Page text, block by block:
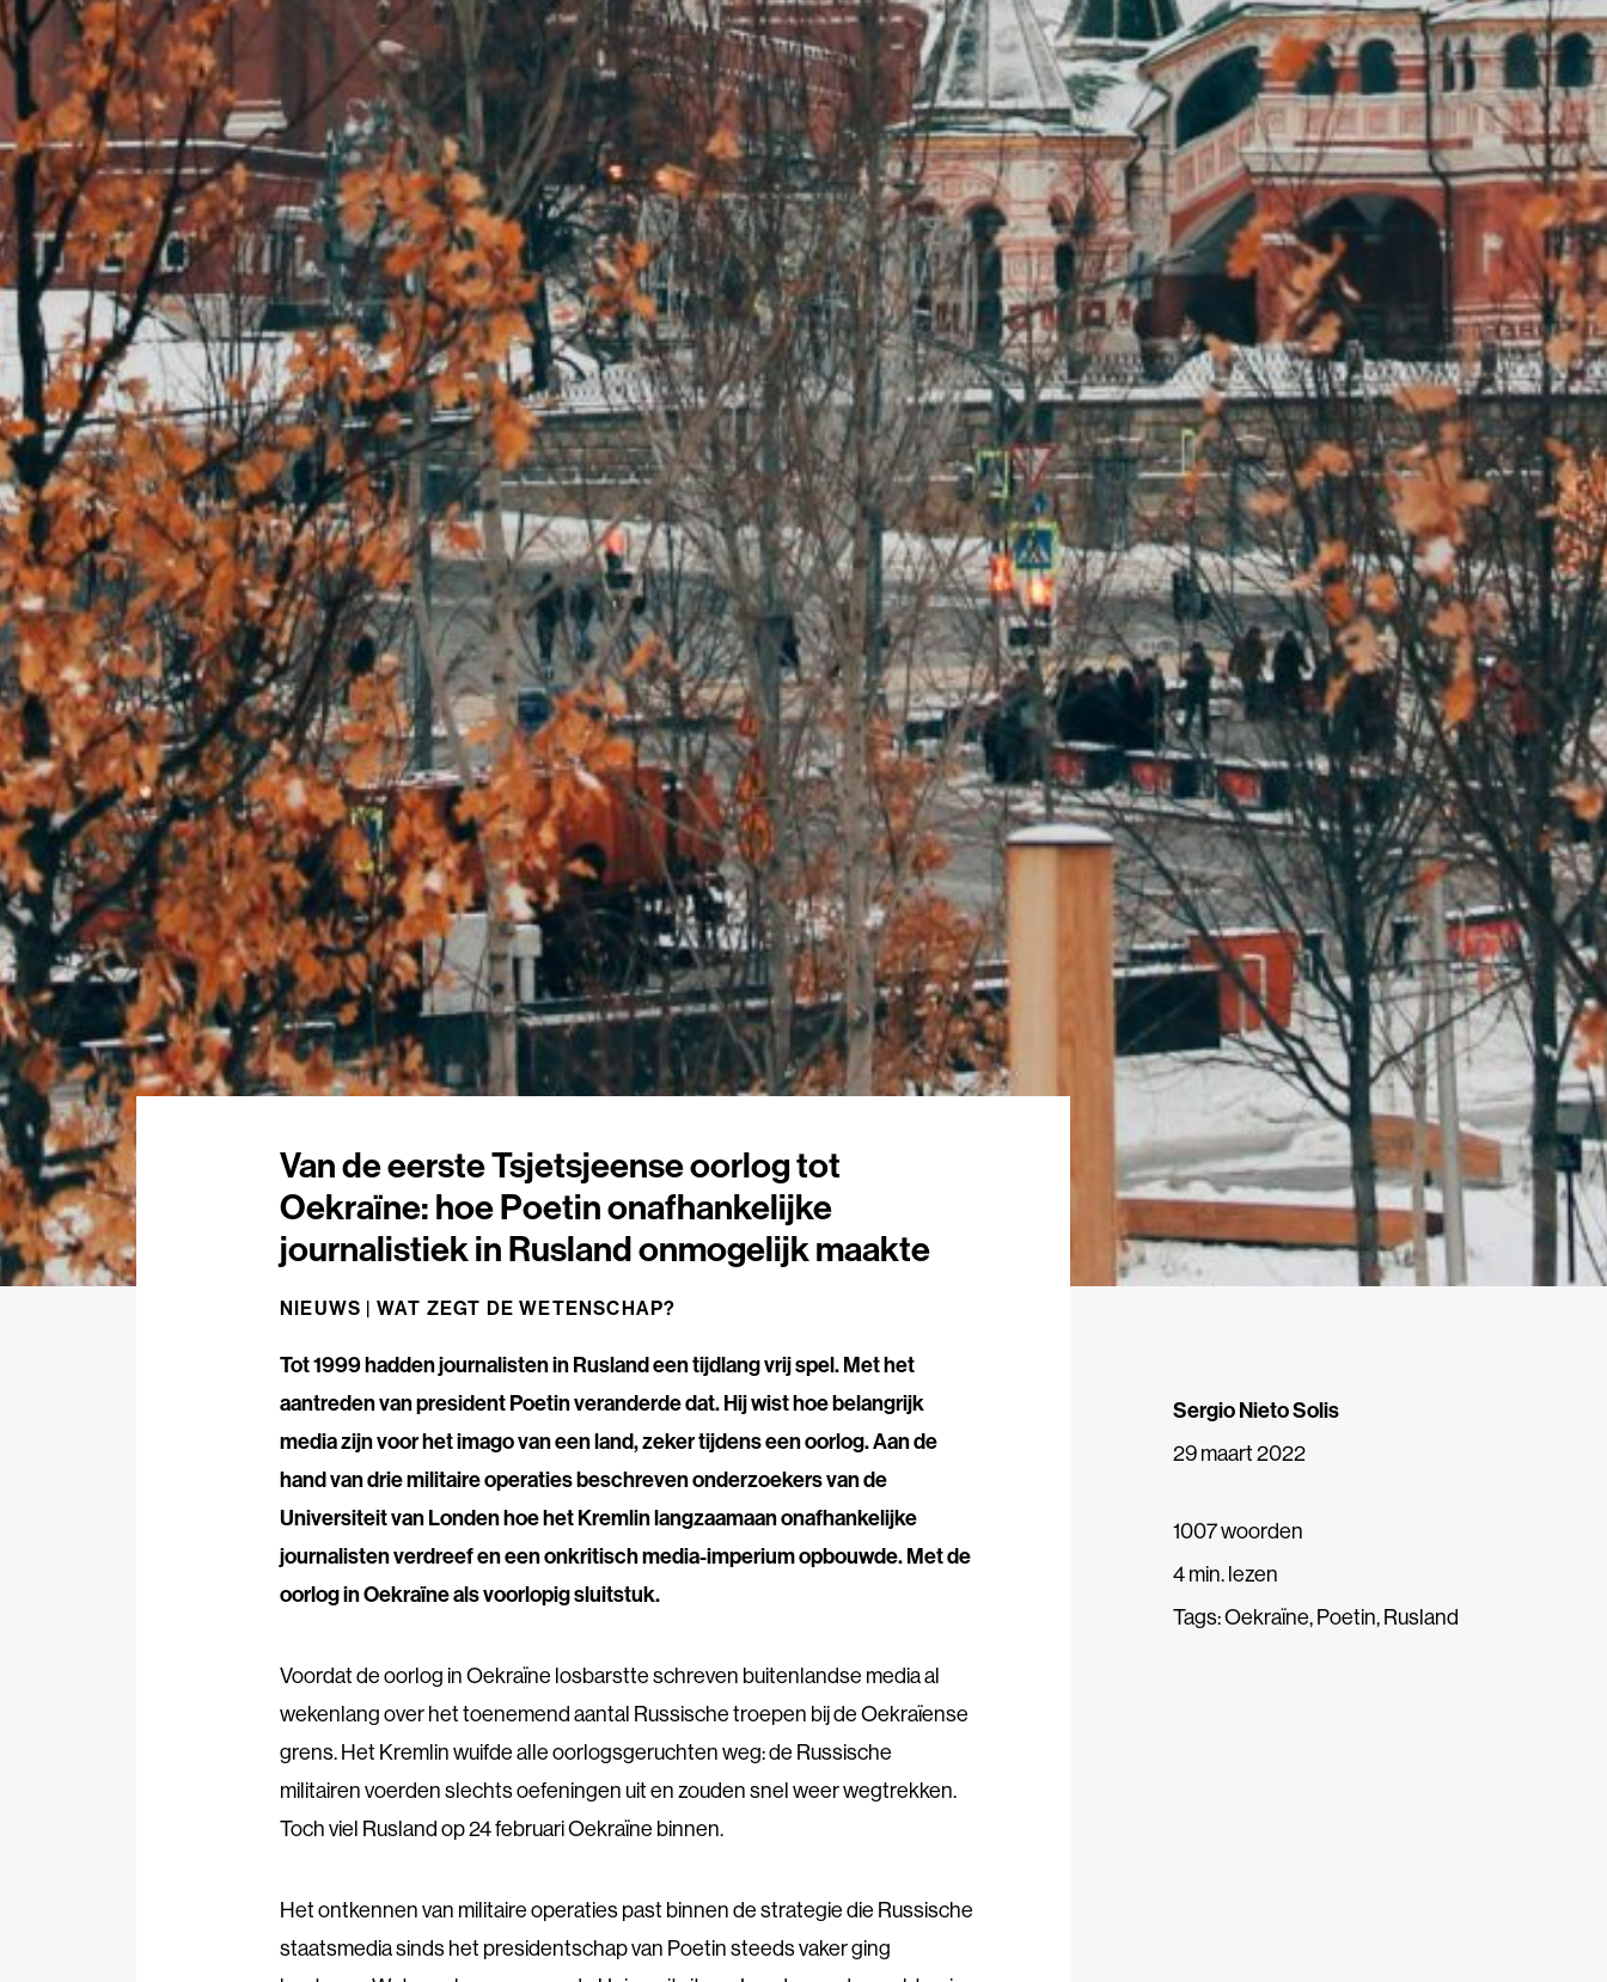
Van de eerste Tsjetsjeense oorlog tot
Oekraïne: hoe Poetin onafhankelijke
journalistiek in Rusland onmogelijk maakte
NIEUWS | WAT ZEGT DE WETENSCHAP?
Tot 1999 hadden journalisten in Rusland een tijdlang vrij spel. Met het
aantreden van president Poetin veranderde dat. Hij wist hoe belangrijk
media zijn voor het imago van een land, zeker tijdens een oorlog. Aan de
hand van drie militaire operaties beschreven onderzoekers van de
Universiteit van Londen hoe het Kremlin langzaamaan onafhankelijke
journalisten verdreef en een onkritisch media-imperium opbouwde. Met de
oorlog in Oekraïne als voorlopig sluitstuk.
Voordat de oorlog in Oekraïne losbarstte schreven buitenlandse media al
wekenlang over het toenemend aantal Russische troepen bij de Oekraïense
grens. Het Kremlin wuifde alle oorlogsgeruchten weg: de Russische
militairen voerden slechts oefeningen uit en zouden snel weer wegtrekken.
Toch viel Rusland op 24 februari Oekraïne binnen.
Het ontkennen van militaire operaties past binnen de strategie die Russische
staatsmedia sinds het presidentschap van Poetin steeds vaker ging
Sergio Nieto Solis
29 maart 2022
1007 woorden
4 min. lezen
Tags:Oekraïne,Poetin,Rusland